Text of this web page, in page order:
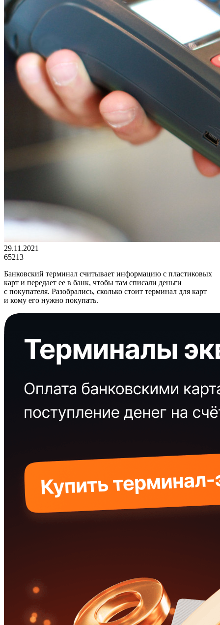
29.11.2021
65213
Банковский терминал считывает информацию с пластиковых
карт и передает ее в банк, чтобы там списали деньги
с покупателя. Разобрались, сколько стоит терминал для карт
и кому его нужно покупать.